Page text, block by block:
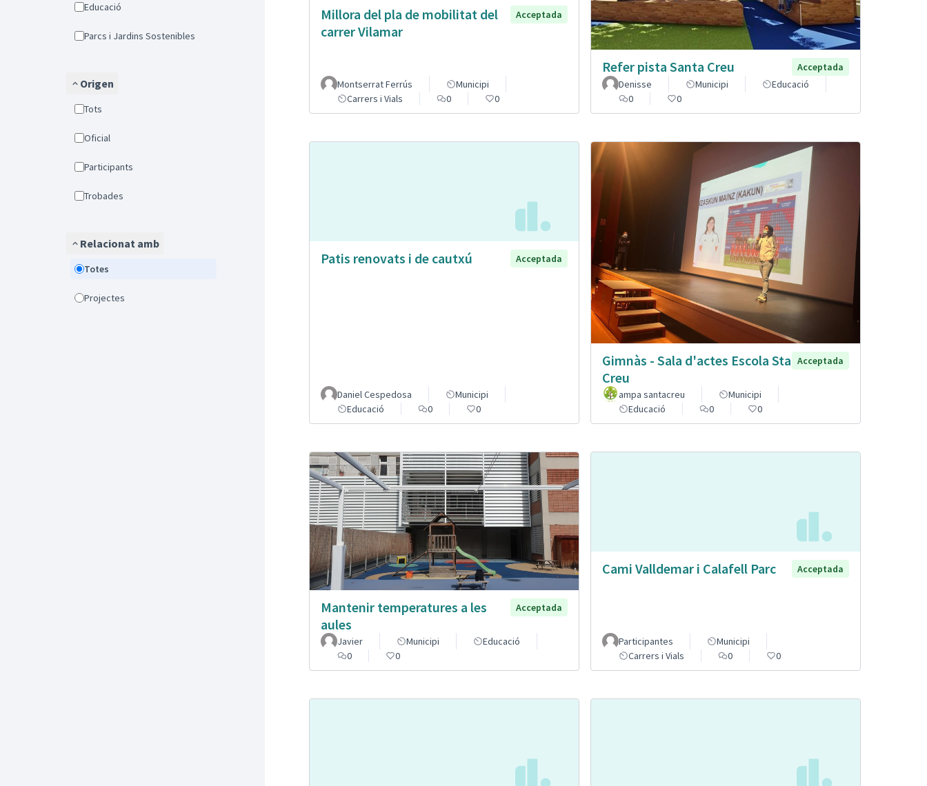
Educació
Parcs i Jardins Sostenibles
Origen
Tots
Oficial
Participants
Trobades
Relacionat amb
Totes
Projectes
Millora del pla de mobilitat del
carrer Vilamar
Acceptada
Montserrat Ferrús
Municipi
Carrers i Vials
0 0
Refer pista Santa Creu
Acceptada
Denisse
Municipi
Educació
0
0
Patis renovats i de cautxú Acceptada
Daniel Cespedosa
Municipi
Educació
0 0
Gimnàs - Sala d'actes Escola Sta
Creu
Acceptada
ampa santacreu
Municipi
Educació
0 0
Mantenir temperatures a les
aules
Acceptada
Javier Municipi
Educació
0
0
Cami Valldemar i Calafell Parc Acceptada
Participantes
Municipi
Carrers i Vials
0 0